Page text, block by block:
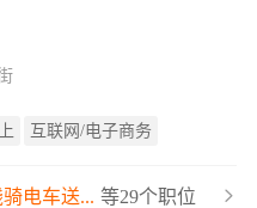
互联网/电子商务
电车送... 等29个职位